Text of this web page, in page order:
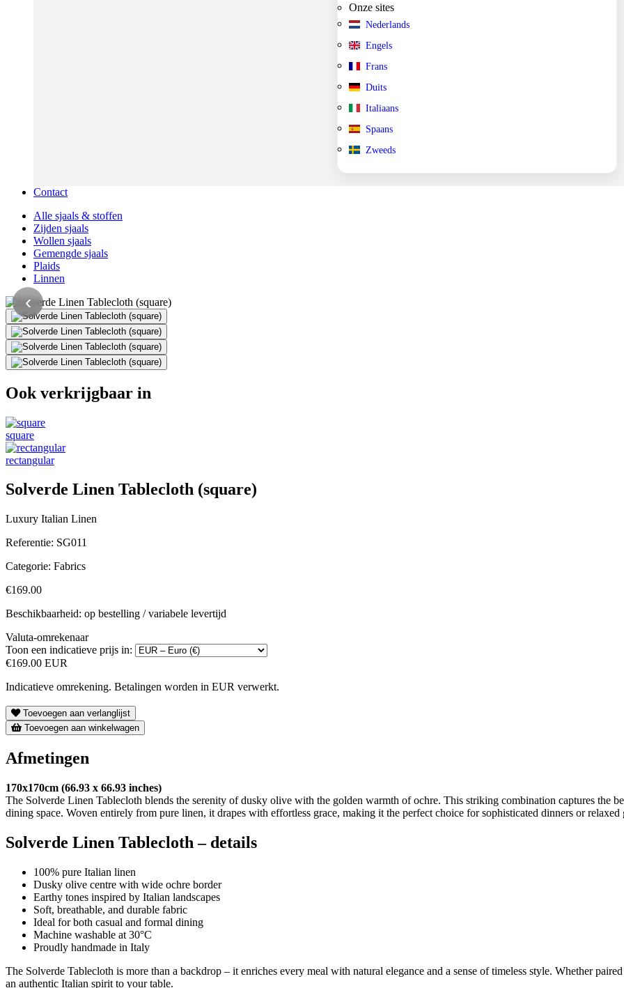
Onze sites
Nederlands
Engels
Frans
Duits
Italiaans
Spaans
Zweeds
Contact
Alle sjaals & stoffen
Zijden sjaals
Wollen sjaals
Gemengde sjaals
Plaids
Linnen
‹
Ook verkrijgbaar in
square
rectangular
Solverde Linen Tablecloth (square)
Luxury Italian Linen
Referentie: SG011
Categorie: Fabrics
€169.00
Beschikbaarheid: op bestelling / variabele levertijd
Valuta-omrekenaar
Toon een indicatieve prijs in:
€169.00 EUR
Indicatieve omrekening. Betalingen worden in EUR verwerkt.
Toevoegen aan verlanglijst
Toevoegen aan winkelwagen
Afmetingen
170x170cm (66.93 x 66.93 inches)
The Solverde Linen Tablecloth blends the serenity of dusky olive with the golden warmth of ochre. This striking combination captures the
dining space. Woven entirely from pure linen, it drapes with effortless grace, making it the perfect choice for sophisticated dinners or relaxed
Solverde Linen Tablecloth – details
100% pure Italian linen
Dusky olive centre with wide ochre border
Earthy tones inspired by Italian landscapes
Soft, breathable, and durable fabric
Ideal for both casual and formal dining
Machine washable at 30°C
Proudly handmade in Italy
The Solverde Tablecloth is more than a backdrop – it enriches every meal with natural elegance and a sense of timeless style. Whether
an authentic Italian spirit to your table.